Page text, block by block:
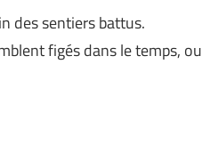
des sentiers battus.
figés dans le temps, ou